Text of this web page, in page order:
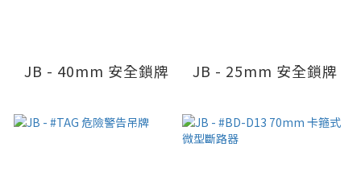
JB - 40mm 安全鎖牌 JB - 25mm 安全鎖牌